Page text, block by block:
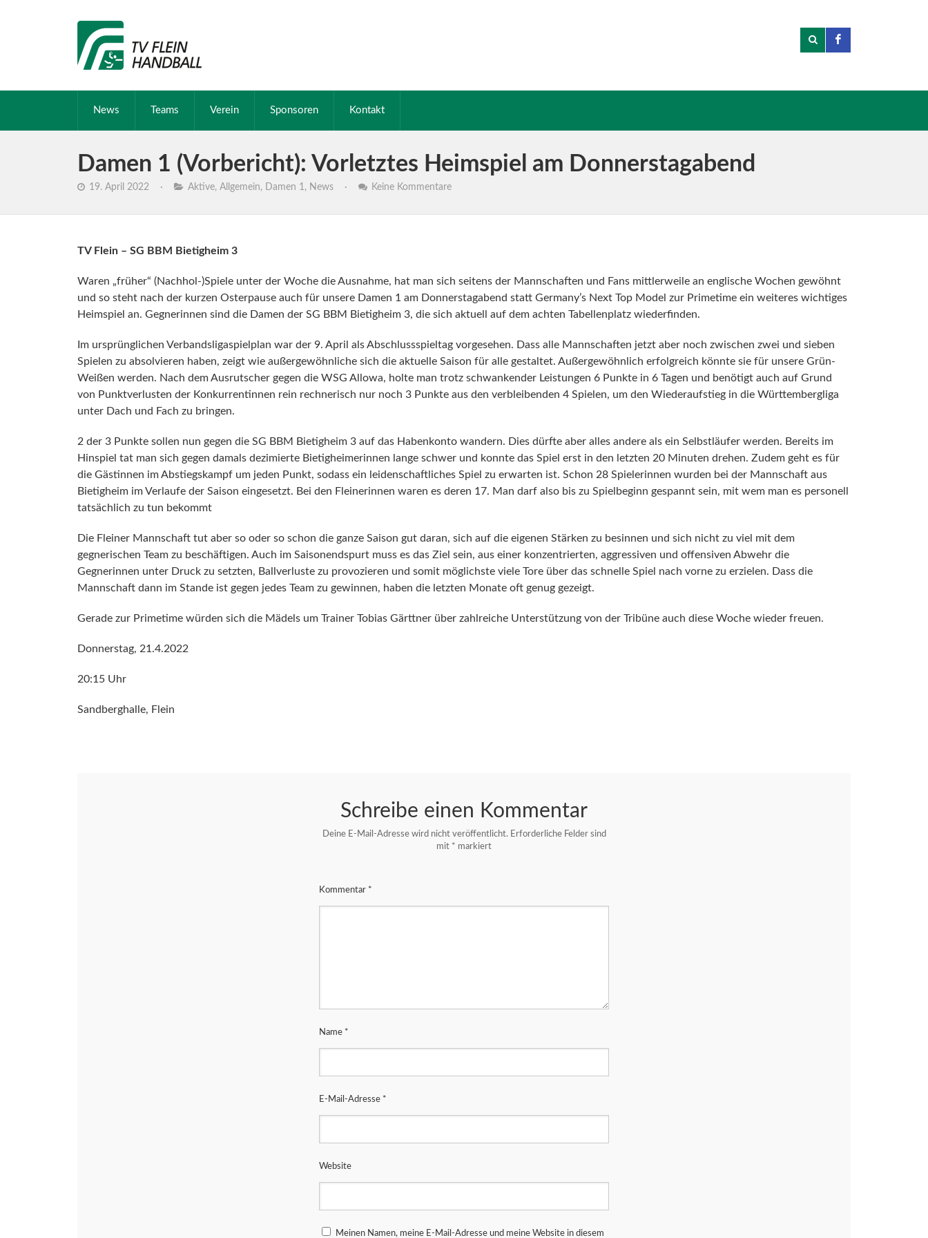
News Teams Verein Sponsoren Kontakt
Damen 1 (Vorbericht): Vorletztes Heimspiel am Donnerstagabend
19. April 2022 · Aktive, Allgemein, Damen 1, News · Keine Kommentare
TV Flein – SG BBM Bietigheim 3
Waren „früher“ (Nachhol-)Spiele unter der Woche die Ausnahme, hat man sich seitens der Mannschaften und Fans mittlerweile an englische Wochen gewöhnt
und so steht nach der kurzen Osterpause auch für unsere Damen 1 am Donnerstagabend statt Germany’s Next Top Model zur Primetime ein weiteres wichtiges
Heimspiel an. Gegnerinnen sind die Damen der SG BBM Bietigheim 3, die sich aktuell auf dem achten Tabellenplatz wiederfinden.
Im ursprünglichen Verbandsligaspielplan war der 9. April als Abschlussspieltag vorgesehen. Dass alle Mannschaften jetzt aber noch zwischen zwei und sieben
Spielen zu absolvieren haben, zeigt wie außergewöhnliche sich die aktuelle Saison für alle gestaltet. Außergewöhnlich erfolgreich könnte sie für unsere Grün-
Weißen werden. Nach dem Ausrutscher gegen die WSG Allowa, holte man trotz schwankender Leistungen 6 Punkte in 6 Tagen und benötigt auch auf Grund
von Punktverlusten der Konkurrentinnen rein rechnerisch nur noch 3 Punkte aus den verbleibenden 4 Spielen, um den Wiederaufstieg in die Württembergliga
unter Dach und Fach zu bringen.
2 der 3 Punkte sollen nun gegen die SG BBM Bietigheim 3 auf das Habenkonto wandern. Dies dürfte aber alles andere als ein Selbstläufer werden. Bereits im
Hinspiel tat man sich gegen damals dezimierte Bietigheimerinnen lange schwer und konnte das Spiel erst in den letzten 20 Minuten drehen. Zudem geht es für
die Gästinnen im Abstiegskampf um jeden Punkt, sodass ein leidenschaftliches Spiel zu erwarten ist. Schon 28 Spielerinnen wurden bei der Mannschaft aus
Bietigheim im Verlaufe der Saison eingesetzt. Bei den Fleinerinnen waren es deren 17. Man darf also bis zu Spielbeginn gespannt sein, mit wem man es personell
tatsächlich zu tun bekommt
Die Fleiner Mannschaft tut aber so oder so schon die ganze Saison gut daran, sich auf die eigenen Stärken zu besinnen und sich nicht zu viel mit dem
gegnerischen Team zu beschäftigen. Auch im Saisonendspurt muss es das Ziel sein, aus einer konzentrierten, aggressiven und offensiven Abwehr die
Gegnerinnen unter Druck zu setzten, Ballverluste zu provozieren und somit möglichste viele Tore über das schnelle Spiel nach vorne zu erzielen. Dass die
Mannschaft dann im Stande ist gegen jedes Team zu gewinnen, haben die letzten Monate oft genug gezeigt.
Gerade zur Primetime würden sich die Mädels um Trainer Tobias Gärttner über zahlreiche Unterstützung von der Tribüne auch diese Woche wieder freuen.
Donnerstag, 21.4.2022
20:15 Uhr
Sandberghalle, Flein
Schreibe einen Kommentar
Deine E-Mail-Adresse wird nicht veröffentlicht. Erforderliche Felder sind
mit * markiert
Kommentar *
Name *
E-Mail-Adresse *
Website
Meinen Namen, meine E-Mail-Adresse und meine Website in diesem